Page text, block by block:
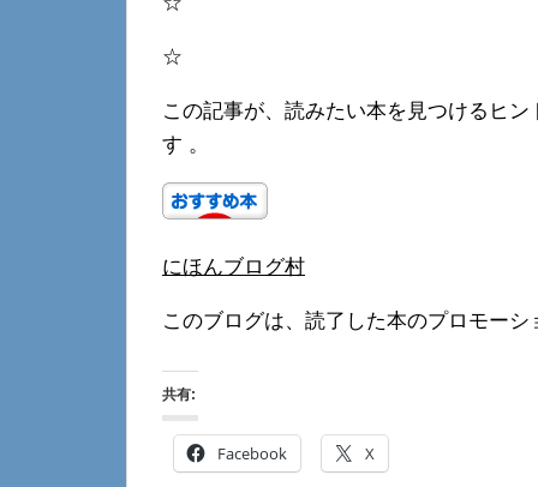
☆
この記事が、読みたい本を見つけるヒ
す 。
にほんブログ村
このブログは、読了した本のプロモー
共有:
Facebook X